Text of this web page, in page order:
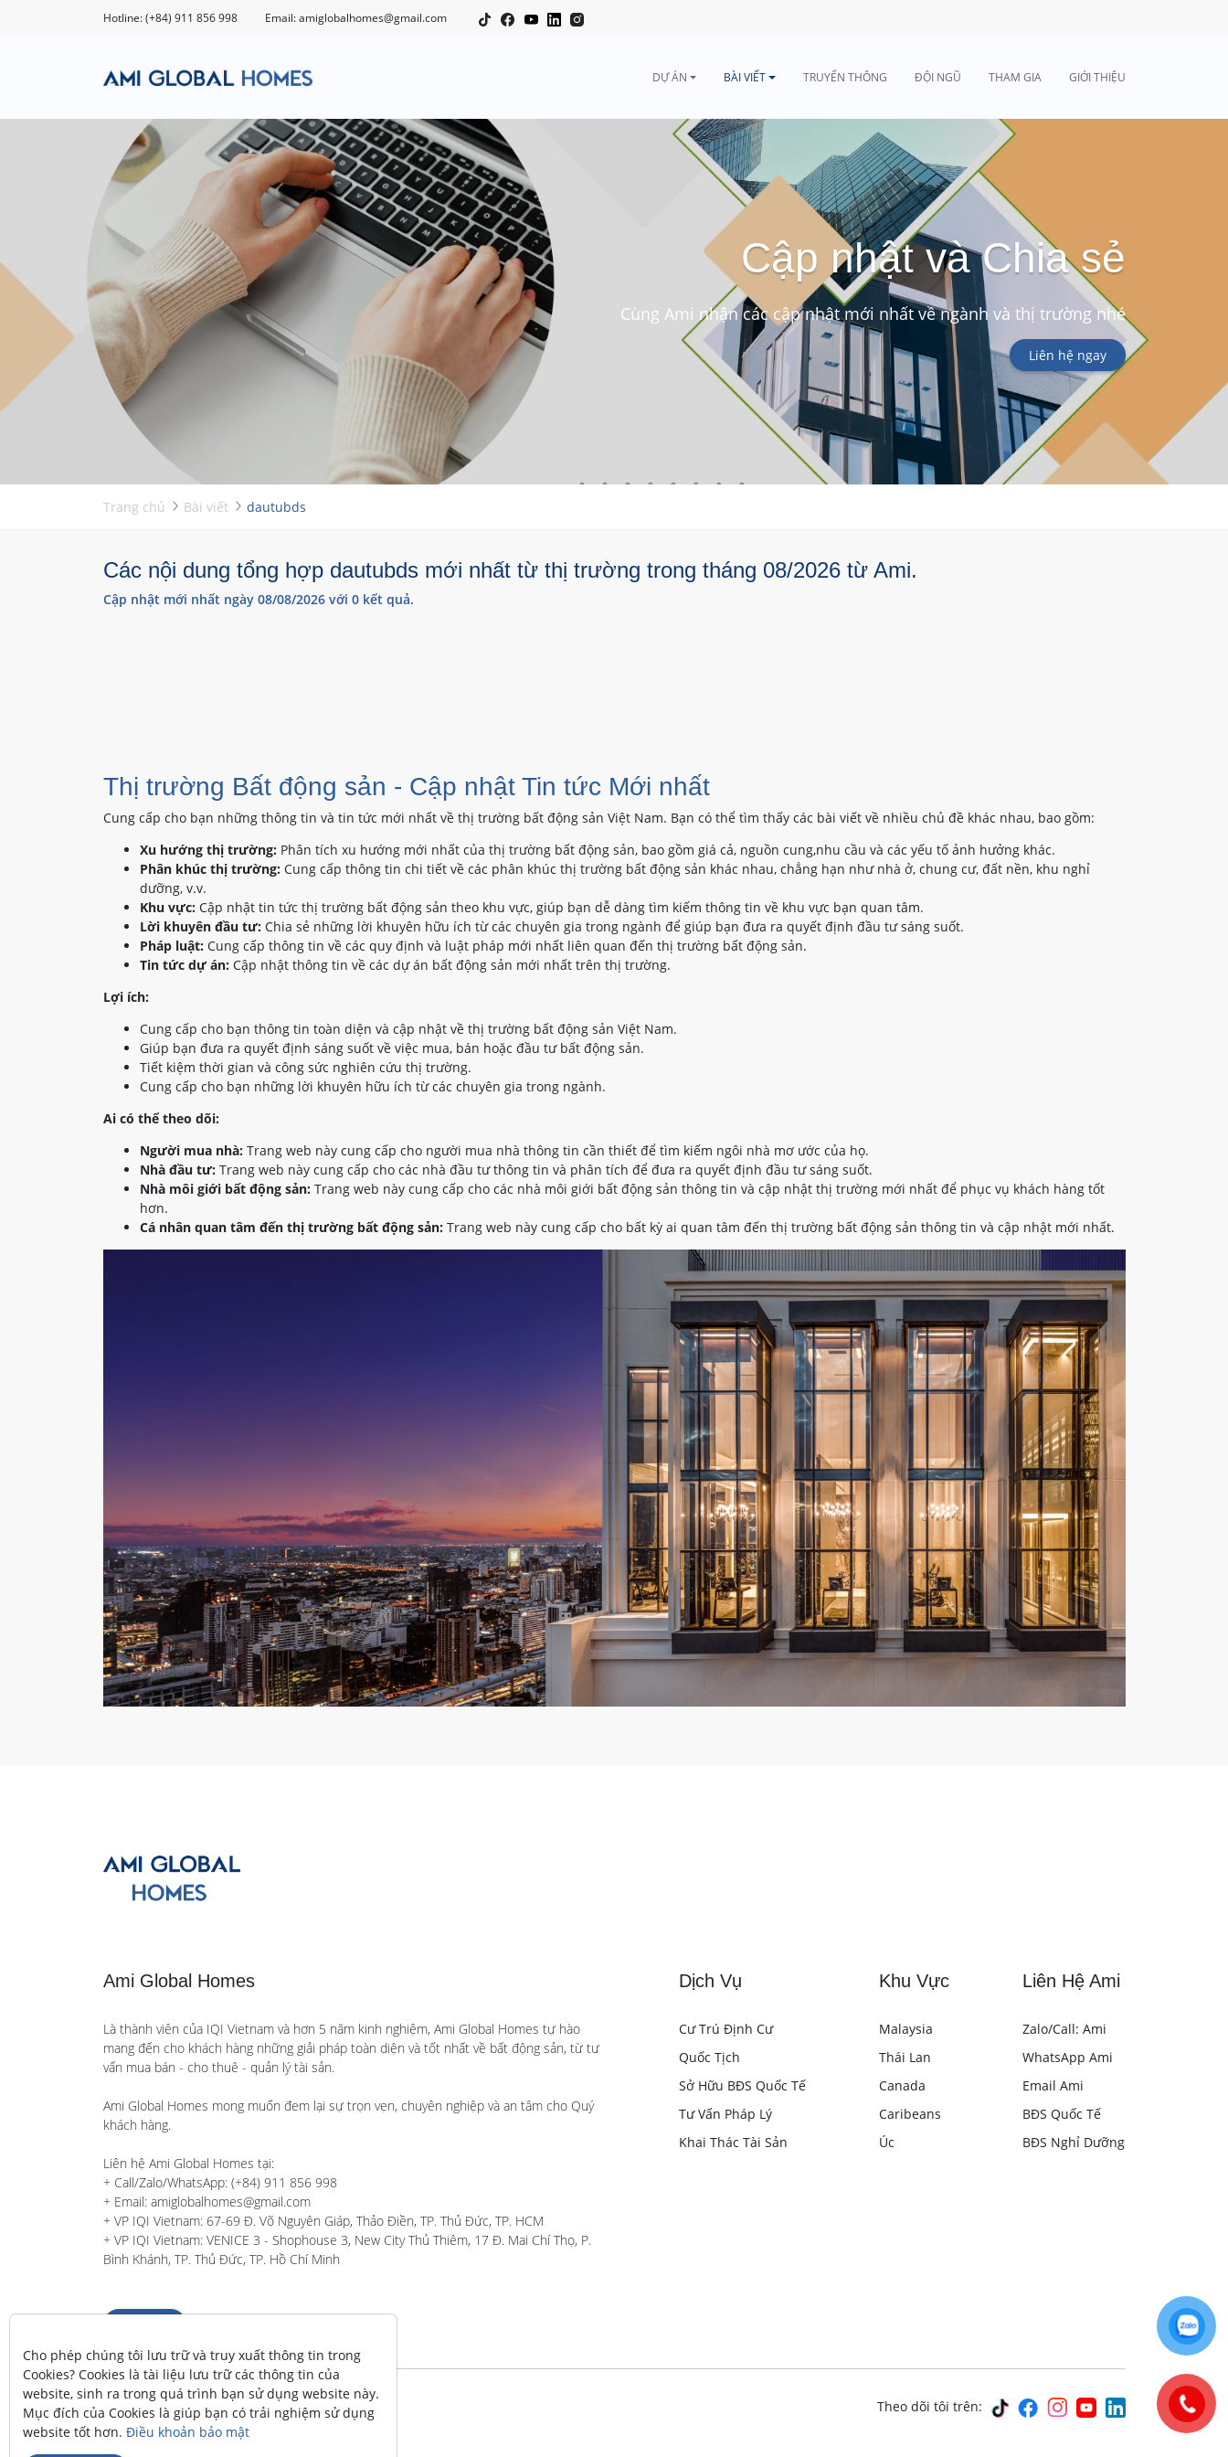
Hotline: (+84) 911 856 998 Email: amiglobalhomes@gmail.com
DỰ ÁN BÀI VIẾT TRUYỂN THÔNG ĐỘI NGŨ THAM GIA GIỚI THIỆU
Cập nhật và Chia sẻ
Cùng Ami nhận các cập nhật mới nhất về ngành và thị trường nhé
Liên hệ ngay
Trang chủ Bài viết dautubds
Các nội dung tổng hợp dautubds mới nhất từ thị trường trong tháng 08/2026 từ Ami.
Cập nhật mới nhất ngày 08/08/2026 với 0 kết quả.
Thị trường Bất động sản - Cập nhật Tin tức Mới nhất
Cung cấp cho bạn những thông tin và tin tức mới nhất về thị trường bất động sản Việt Nam. Bạn có thể tìm thấy các bài viết về nhiều chủ đề khác nhau, bao gồm:
Xu hướng thị trường:Phân tích xu hướng mới nhất của thị trường bất động sản, bao gồm giá cả, nguồn cung,nhu cầu và các yếu tố ảnh hưởng khác.
Phân khúc thị trường:Cung cấp thông tin chi tiết về các phân khúc thị trường bất động sản khác nhau, chẳng hạn như nhà ở, chung cư, đất nền, khu nghỉ
dưỡng, v.v.
Khu vực:Cập nhật tin tức thị trường bất động sản theo khu vực, giúp bạn dễ dàng tìm kiếm thông tin về khu vực bạn quan tâm.
Lời khuyên đầu tư:Chia sẻ những lời khuyên hữu ích từ các chuyên gia trong ngành để giúp bạn đưa ra quyết định đầu tư sáng suốt.
Pháp luật:Cung cấp thông tin về các quy định và luật pháp mới nhất liên quan đến thị trường bất động sản.
Tin tức dự án:Cập nhật thông tin về các dự án bất động sản mới nhất trên thị trường.
Lợi ích:
Cung cấp cho bạn thông tin toàn diện và cập nhật về thị trường bất động sản Việt Nam.
Giúp bạn đưa ra quyết định sáng suốt về việc mua, bán hoặc đầu tư bất động sản.
Tiết kiệm thời gian và công sức nghiên cứu thị trường.
Cung cấp cho bạn những lời khuyên hữu ích từ các chuyên gia trong ngành.
Ai có thể theo dõi:
Người mua nhà:Trang web này cung cấp cho người mua nhà thông tin cần thiết để tìm kiếm ngôi nhà mơ ước của họ.
Nhà đầu tư:Trang web này cung cấp cho các nhà đầu tư thông tin và phân tích để đưa ra quyết định đầu tư sáng suốt.
Nhà môi giới bất động sản:Trang web này cung cấp cho các nhà môi giới bất động sản thông tin và cập nhật thị trường mới nhất để phục vụ khách hàng tốt
hơn.
Cá nhân quan tâm đến thị trường bất động sản:Trang web này cung cấp cho bất kỳ ai quan tâm đến thị trường bất động sản thông tin và cập nhật mới nhất.
Ami Global Homes
Là thành viên của IQI Vietnam và hơn 5 năm kinh nghiệm, Ami Global Homes tự hào
mang đến cho khách hàng những giải pháp toàn diện và tốt nhất về bất động sản, từ tư
vấn mua bán - cho thuê - quản lý tài sản.
Ami Global Homes mong muốn đem lại sự trọn vẹn, chuyên nghiệp và an tâm cho Quý
khách hàng.
Liên hệ Ami Global Homes tại:
+ Call/Zalo/WhatsApp: (+84) 911 856 998
+ Email: amiglobalhomes@gmail.com
+ VP IQI Vietnam: 67-69 Đ. Võ Nguyên Giáp, Thảo Điền, TP. Thủ Đức, TP. HCM
+ VP IQI Vietnam: VENICE 3 - Shophouse 3, New City Thủ Thiêm, 17 Đ. Mai Chí Thọ, P.
Bình Khánh, TP. Thủ Đức, TP. Hồ Chí Minh
Dịch Vụ
Cư Trú Định Cư
Quốc Tịch
Sở Hữu BĐS Quốc Tế
Tư Vấn Pháp Lý
Khai Thác Tài Sản
Khu Vực
Malaysia
Thái Lan
Canada
Caribeans
Úc
Liên Hệ Ami
Zalo/Call: Ami
WhatsApp Ami
Email Ami
BĐS Quốc Tế
BĐS Nghỉ Dưỡng
Theo dõi tôi trên:
Cho phép chúng tôi lưu trữ và truy xuất thông tin trong
Cookies? Cookies là tài liệu lưu trữ các thông tin của
website, sinh ra trong quá trình bạn sử dụng website này.
Mục đích của Cookies là giúp bạn có trải nghiệm sử dụng
website tốt hơn. Điều khoản bảo mật